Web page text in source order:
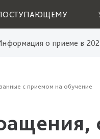
о приеме в
с приемом на обучение